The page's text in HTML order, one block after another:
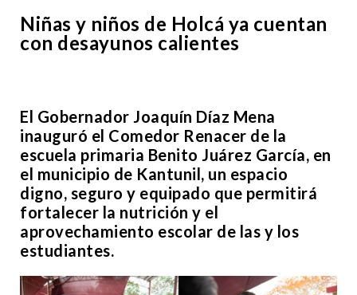
Niñas y niños de Holcá ya cuentan
con desayunos calientes
El Gobernador Joaquín Díaz Mena
inauguró el Comedor Renacer de la
escuela primaria Benito Juárez García, en
el municipio de Kantunil, un espacio
digno, seguro y equipado que permitirá
fortalecer la nutrición y el
aprovechamiento escolar de las y los
estudiantes.